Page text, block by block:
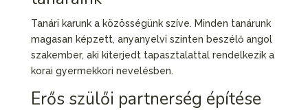
Tanári karunk a közösségünk szíve. Minden tanárunk
magasan képzett, anyanyelvi szinten beszélő angol
szakember, aki kiterjedt tapasztalattal rendelkezik a
korai gyermekkori nevelésben.
Erős szülői partnerség építése